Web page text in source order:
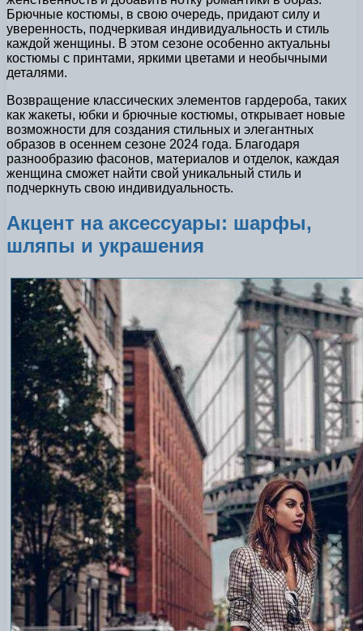
Брючные костюмы, в свою очередь, придают силу и
уверенность, подчеркивая индивидуальность и стиль
каждой женщины. В этом сезоне особенно актуальны
костюмы с принтами, яркими цветами и необычными
деталями.
Возвращение классических элементов гардероба, таких
как жакеты, юбки и брючные костюмы, открывает новые
возможности для создания стильных и элегантных
образов в осеннем сезоне 2024 года. Благодаря
разнообразию фасонов, материалов и отделок, каждая
женщина сможет найти свой уникальный стиль и
подчеркнуть свою индивидуальность.
Акцент на аксессуары: шарфы,
шляпы и украшения